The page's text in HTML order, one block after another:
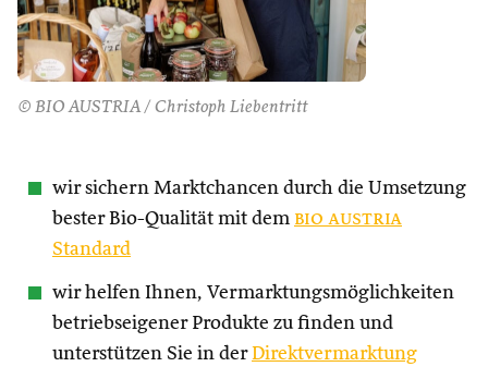
© BIO AUSTRIA / Christoph Liebentritt
wir sichern Marktchancen durch die Umsetzung
bester Bio-Qualität mit dem bio austria
Standard
wir helfen Ihnen, Vermarktungsmöglichkeiten
betriebseigener Produkte zu finden und
unterstützen Sie in derDirektvermarktung